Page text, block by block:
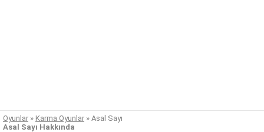
Oyunlar » Karma Oyunlar » Asal Sayı
Asal Sayı Hakkında